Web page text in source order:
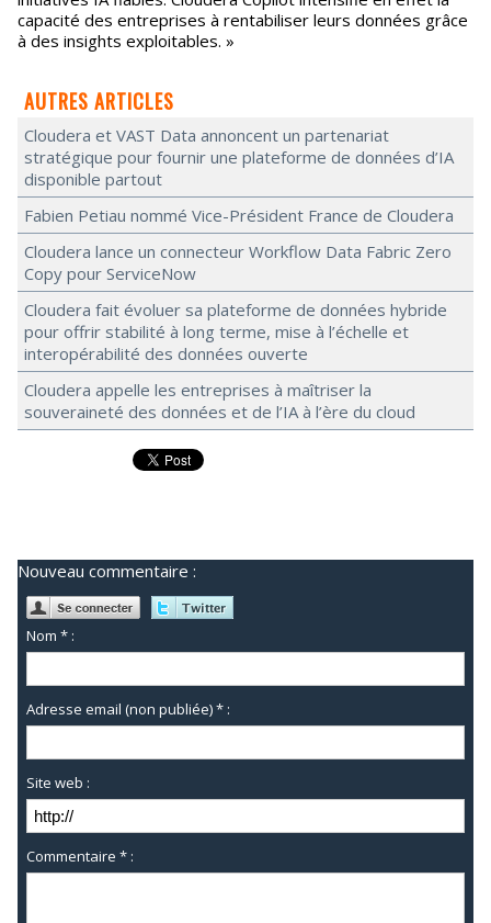
capacité des entreprises à rentabiliser leurs données grâce
à des insights exploitables. »
AUTRES ARTICLES
Cloudera et VAST Data annoncent un partenariat
stratégique pour fournir une plateforme de données d’IA
disponible partout
Fabien Petiau nommé Vice-Président France de Cloudera
Cloudera lance un connecteur Workflow Data Fabric Zero
Copy pour ServiceNow
Cloudera fait évoluer sa plateforme de données hybride
pour offrir stabilité à long terme, mise à l’échelle et
interopérabilité des données ouverte
Cloudera appelle les entreprises à maîtriser la
souveraineté des données et de l’IA à l’ère du cloud
Nouveau commentaire :
Nom * :
Adresse email (non publiée) * :
Site web :
Commentaire * :